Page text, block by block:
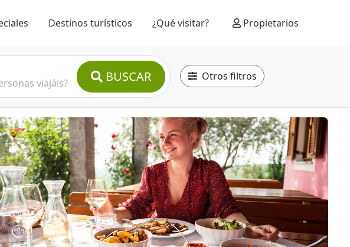
Destinos turísticos ¿Qué visitar? Propietarios
viajáis?
BUSCAR Otros filtros